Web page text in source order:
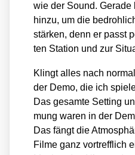
wie der Sound. Gera­de
hin­zu, um die
stär­ken, denn er passt
ten Sta­ti­on und zur
Klingt alles nach
der Demo, die ich
Das gesam­te Set­ting
mung waren in der
Das fängt die
Fil­me ganz vor­treff­lich